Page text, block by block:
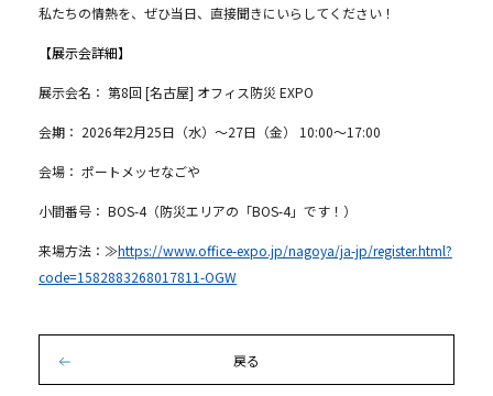
私たちの情熱を、ぜひ当日、直接聞きにいらしてください！
【展示会詳細】
展示会名： 第8回 [名古屋] オフィス防災 EXPO
会期： 2026年2月25日（水）～27日（金） 10:00～17:00
会場： ポートメッセなごや
小間番号： BOS-4（防災エリアの「BOS-4」です！）
来場方法：≫https://www.office-expo.jp/nagoya/ja-jp/register.html?
code=1582883268017811-OGW
戻る